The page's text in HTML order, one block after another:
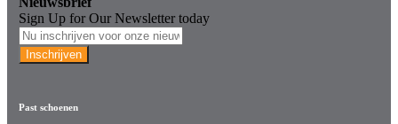
Sign Up for Our Newsletter today
Inschrijven
Past schoenen